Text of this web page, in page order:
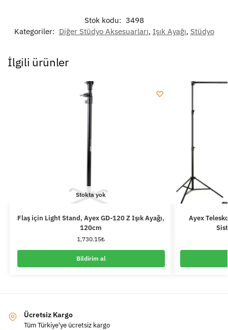
Stok kodu: 3498
Kategoriler: Diğer Stüdyo Aksesuarları, Işık Ayağı, Stüdyo
İlgili ürünler
Stokta yok
Flaş için Light Stand, Ayex GD-120 Z Işık Ayağı,
120cm
1,730.15₺
Bildirim al
Ayex
Ücretsiz Kargo
Tüm Türkiye'ye ücretsiz kargo